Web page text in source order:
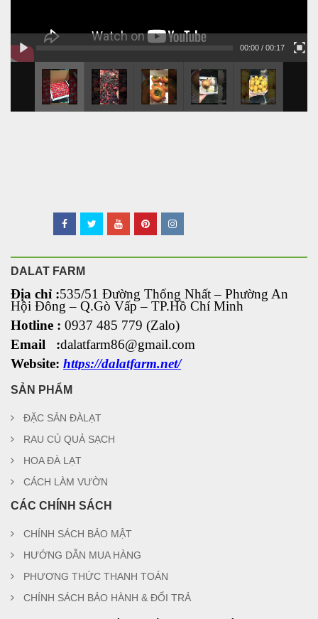
00:00 / 00:17
DALAT FARM
Địa chỉ :535/51 Đường Thống Nhất – Phường An
Hội Đông– Q.Gò Vấp – TP.Hồ Chí Minh
Hotline : 0937 485 779 (Zalo)
Email :dalatfarm86@gmail.com
Website: https://dalatfarm.net/
SẢN PHẨM
ĐẶC SẢN ĐÀLẠT
RAU CỦ QUẢ SẠCH
HOA ĐÀ LẠT
CÁCH LÀM VƯỜN
CÁC CHÍNH SÁCH
CHÍNH SÁCH BẢO MẬT
HƯỚNG DẪN MUA HÀNG
PHƯƠNG THỨC THANH TOÁN
CHÍNH SÁCH BẢO HÀNH & ĐỔI TRẢ